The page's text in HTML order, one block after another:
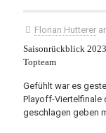
Florian Hutterer
Saisonrückblick
Topteam
Gefühlt war es
Playoff-Viertelfinale
geschlagen geben